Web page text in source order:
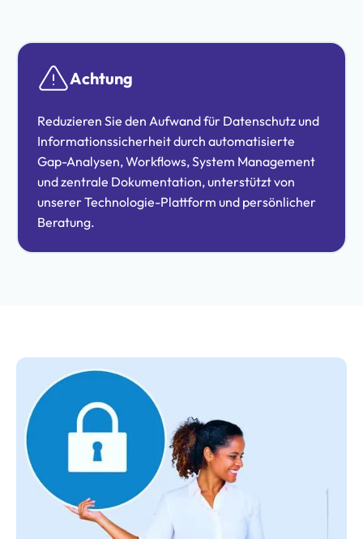
Achtung
Reduzieren Sie den Aufwand für Datenschutz und
Informationssicherheit durch automatisierte
Gap-Analysen, Workflows, System Management
und zentrale Dokumentation, unterstützt von
unserer Technologie-Plattform und persönlicher
Beratung.